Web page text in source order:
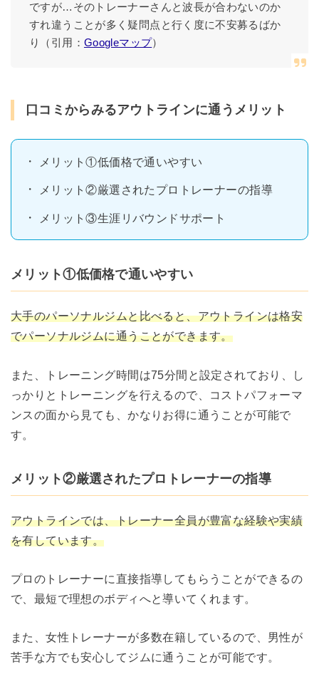
ですが…そのトレーナーさんと波長が合わないのか
すれ違うことが多く疑問点と行く度に不安募るばか
り（引用： Googleマップ）
口コミからみるアウトラインに通うメリット
メリット①低価格で通いやすい
メリット②厳選されたプロトレーナーの指導
メリット③生涯リバウンドサポート
メリット①低価格で通いやすい
大手のパーソナルジムと比べると、アウトラインは格安
でパーソナルジムに通うことができます。
また、トレーニング時間は75分間と設定されており、し
っかりとトレーニングを行えるので、コストパフォーマ
ンスの面から見ても、かなりお得に通うことが可能で
す。
メリット②厳選されたプロトレーナーの指導
アウトラインでは、トレーナー全員が豊富な経験や実績
を有しています。
プロのトレーナーに直接指導してもらうことができるの
で、最短で理想のボディへと導いてくれます。
また、女性トレーナーが多数在籍しているので、男性が
苦手な方でも安心してジムに通うことが可能です。